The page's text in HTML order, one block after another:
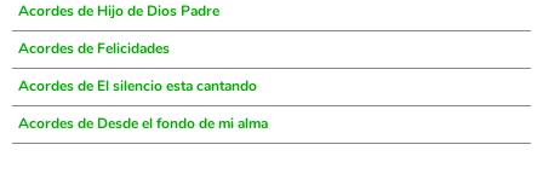
Acordes de Hijo de Dios Padre
Acordes de Felicidades
Acordes de El silencio esta cantando
Acordes de Desde el fondo de mi alma